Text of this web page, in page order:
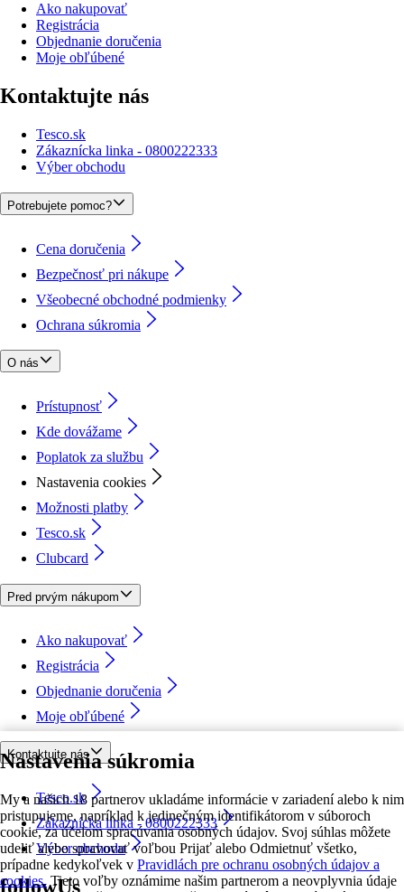
Nastavenia súkromia
My a našich 18 partnerov ukladáme informácie v zariadení alebo k nim
pristupujeme, napríklad k jedinečným identifikátorom v súboroch
cookie, za účelom spracúvania osobných údajov. Svoj súhlas môžete
udeliť alebo spravovať voľbou Prijať alebo Odmietnuť všetko,
prípadne kedykoľvek v Pravidlách pre ochranu osobných údajov a
cookies. Tieto voľby oznámime našim partnerom a neovplyvnia údaje
Ako nakupovať
Registrácia
Objednanie doručenia
Moje obľúbené
Kontaktujte nás
Tesco.sk
Zákaznícka linka - 0800222333
Výber obchodu
Potrebujete pomoc?
Cena doručenia
Bezpečnosť pri nákupe
Všeobecné obchodné podmienky
Ochrana súkromia
O nás
Prístupnosť
Kde dovážame
Poplatok za službu
Nastavenia cookies
Možnosti platby
Tesco.sk
Clubcard
Pred prvým nákupom
Ako nakupovať
Registrácia
Objednanie doručenia
Moje obľúbené
Kontaktujte nás
Tesco.sk
Zákaznícka linka - 0800222333
Výber obchodu
followUs